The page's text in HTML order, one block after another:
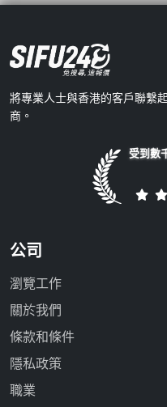
將專業人士與香港的客戶聯繫
商。
受到數
公司
瀏覽工作
關於我們
條款和條件
隱私政策
職業